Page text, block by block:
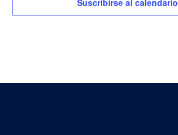
Suscribirse al calendario